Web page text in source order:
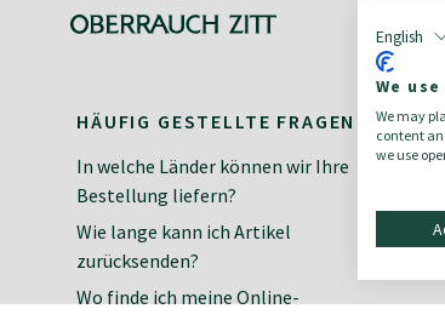
English
We
We may
content
we use
HÄUFIG GESTELLTE FRAGEN
In welche Länder können wir Ihre
Bestellung liefern?
Wie lange kann ich Artikel
zurücksenden?
Wo finde ich meine Online-